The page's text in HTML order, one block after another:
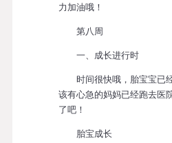
力加油哦！
第八周
一、成长进行时
时间很快哦，胎宝宝已
该有心急的妈妈已经跑去医
了吧！
胎宝成长